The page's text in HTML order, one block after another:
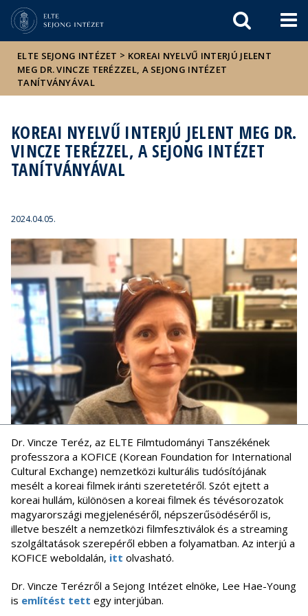
sajtóban
ELTE SEJONG INTÉZET > KOREAI NYELVŰ INTERJÚ JELENT
MEG DR. VINCZE TERÉZZEL, A SEJONG INTÉZET
TANÍTVÁNYÁVAL
KOREAI NYELVŰ INTERJÚ JELENT MEG DR.
VINCZE TERÉZZEL, A SEJONG INTÉZET
TANÍTVÁNYÁVAL
2024.04.05.
Dr. Vincze Teréz, az ELTE Filmtudományi Tanszékének
professzora a KOFICE (Korean Foundation for International
Cultural Exchange) nemzetközi kulturális tudósítójának
mesélt a koreai filmek iránti szeretetéről. Szót ejtett a
koreai hullám, különösen a koreai filmek és tévésorozatok
magyarországi megjelenéséről, népszerűsödéséről is,
illetve beszélt a nemzetközi filmfesztiválok és a streaming
szolgáltatások szerepéről ebben a folyamatban. Az interjú a
KOFICE weboldalán, itt olvasható.
Dr. Vincze Terézről a Sejong Intézet elnöke, Lee Hae-Young
is említést tett egy interjúban.